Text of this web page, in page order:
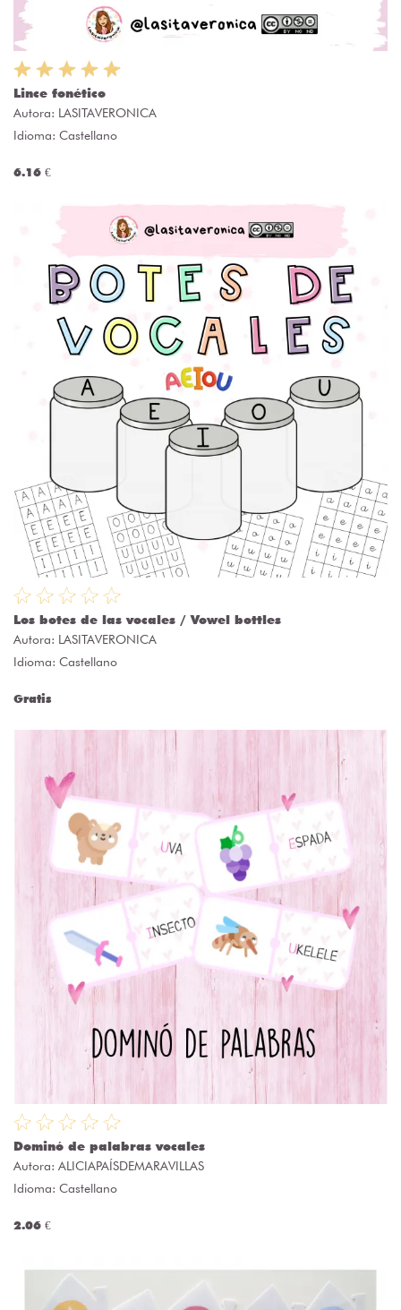
Lince fonético
Autora: LASITAVERONICA
Idioma: Castellano
6.16 €
Los botes de las vocales / Vowel bottles
Autora: LASITAVERONICA
Idioma: Castellano
Gratis
Dominó de palabras vocales
Autora: ALICIAPAÍSDEMARAVILLAS
Idioma: Castellano
2.06 €